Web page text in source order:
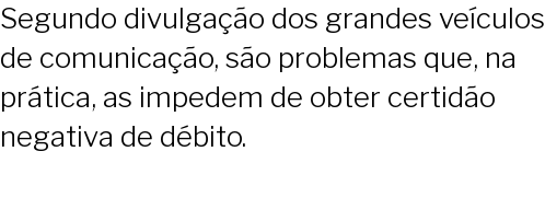
Segundo divulgação dos grandes veículos
de comunicação, são problemas que, na
prática, as impedem de obter certidão
negativa de débito.